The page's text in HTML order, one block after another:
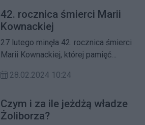
przebadane. W tym roku ratusz chce
taką akcję przeprowadzić po raz drugi.
42. rocznica śmierci Marii
Kownackiej
27 lutego minęła 42. rocznica śmierci
Marii Kownackiej, której pamięć
wszystkim dzieci z przedszkola
28.02.2024 10:24
Czym i za ile jeżdżą władze
Żoliborza?